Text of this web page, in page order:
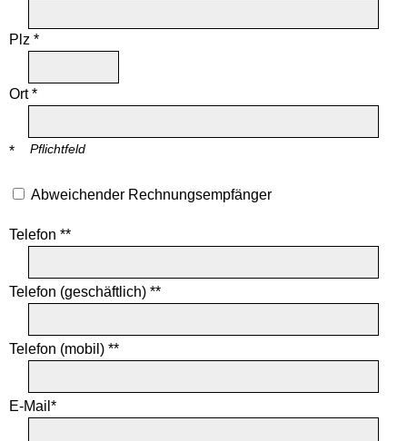
Plz *
Ort *
* Pflichtfeld
Abweichender Rechnungsempfänger
Telefon **
Telefon (geschäftlich) **
Telefon (mobil) **
E-Mail*